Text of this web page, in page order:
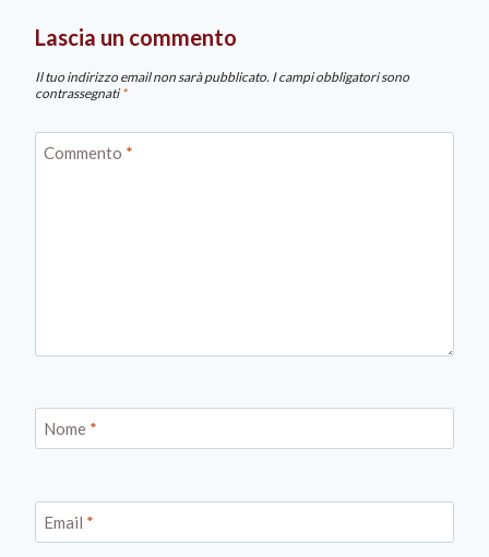
Lascia un commento
Il tuo indirizzo email non sarà pubblicato. I campi obbligatori sono
contrassegnati*
Commento *
Nome *
Email *